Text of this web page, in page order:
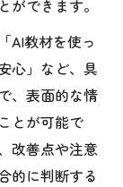
できます。
AI教材を使っ
心」など、具
、表面的な情
とが可能で
改善点や注意
的に判断する